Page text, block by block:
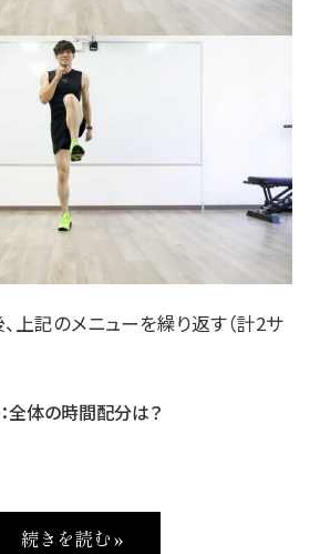
上記のメニューを繰り返す（計2サ
全体の時間配分は？
続きを読む »